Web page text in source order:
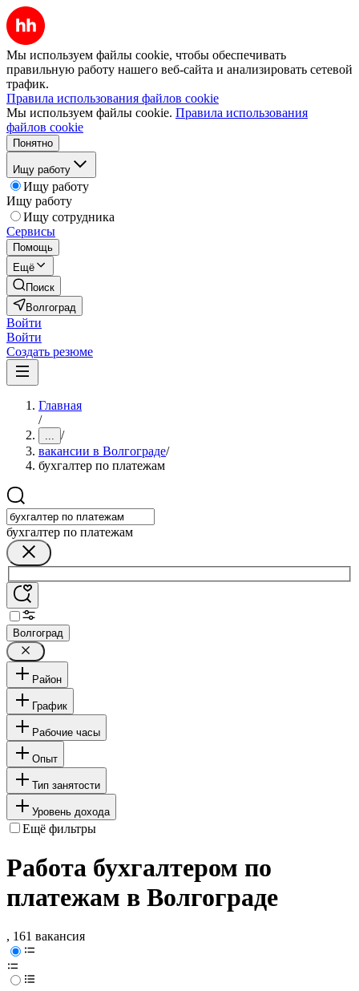
Мы используем файлы cookie, чтобы обеспечивать
правильную работу нашего веб-сайта и анализировать сетевой
трафик.
Правила использования файлов cookie
Мы используем файлы cookie. Правила использования
файлов cookie
Понятно
Ищу работу
Ищу работу
Ищу работу
Ищу сотрудника
Сервисы
Помощь
Ещё
Поиск
Волгоград
Войти
Войти
Создать резюме
Главная
/
... /
вакансии в Волгограде/
бухгалтер по платежам
бухгалтер по платежам
Волгоград
Район
График
Рабочие часы
Опыт
Тип занятости
Уровень дохода
Ещё фильтры
Работа бухгалтером по
платежам в Волгограде
, 161 вакансия